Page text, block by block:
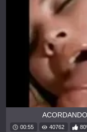
00:55 40762